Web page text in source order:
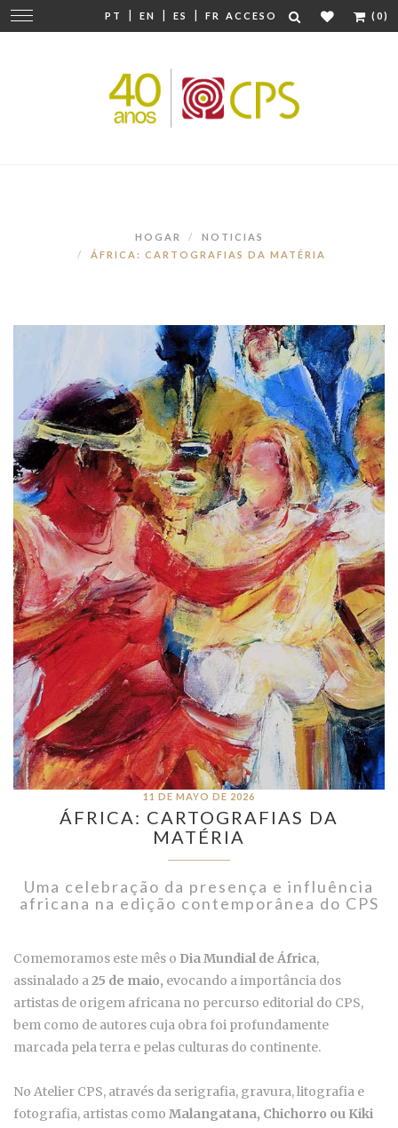
PT | EN | ES | FR ACCESO (0)
Cambiar
navegación
HOGAR
NOTICIAS
ÁFRICA: CARTOGRAFIAS DA MATÉRIA
11 DE MAYO DE 2026
ÁFRICA: CARTOGRAFIAS DA
MATÉRIA
Uma celebração da presença e influência
africana na edição contemporânea do CPS
Comemoramos este mês o Dia Mundial de África,
assinalado a25 de maio, evocando a importância dos
artistas de origem africana no percurso editorial do CPS,
bem como de autores cuja obra foi profundamente
marcada pela terra e pelas culturas do continente.
No Atelier CPS, através da serigrafia, gravura, litografia e
fotografia, artistas como Malangatana, Chichorro ou Kiki